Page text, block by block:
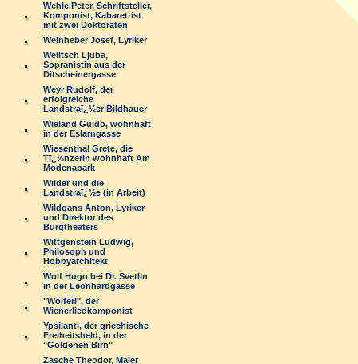
Wehle Peter, Schriftsteller,
Komponist, Kabarettist
mit zwei Doktoraten
Weinheber Josef, Lyriker
Welitsch Ljuba,
Sopranistin aus der
Ditscheinergasse
Weyr Rudolf, der
erfolgreiche
Landstraï¿½er Bildhauer
Wieland Guido, wohnhaft
in der Eslarngasse
Wiesenthal Grete, die
Tï¿½nzerin wohnhaft Am
Modenapark
Wilder und die
Landstraï¿½e (in Arbeit)
Wildgans Anton, Lyriker
und Direktor des
Burgtheaters
Wittgenstein Ludwig,
Philosoph und
Hobbyarchitekt
Wolf Hugo bei Dr. Svetlin
in der Leonhardgasse
"Wolferl", der
Wienerliedkomponist
Ypsilanti, der griechische
Freiheitsheld, in der
"Goldenen Birn"
Zasche Theodor, Maler